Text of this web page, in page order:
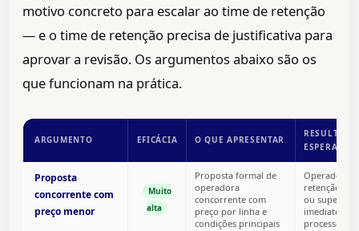
motivo concreto para escalar ao time de retenção
— e o time de retenção precisa de justificativa para
aprovar a revisão. Os argumentos abaixo são os
que funcionam na prática.
ARGUMENTO EFICÁCIA O QUE APRESENTAR
RESULTADO
ESPERADO
Proposta
concorrente com
preço menor
Muito
alta
Proposta formal de
operadora
concorrente com
preço por linha e
condições principais
Operadora
retenção
ou superar.
imediato sem
processo